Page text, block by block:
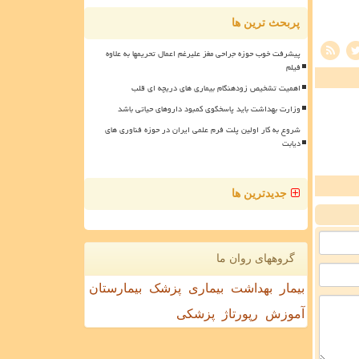
پربحث ترین ها
پیشرفت خوب حوزه جراحی مغز علیرغم اعمال تحریمها به علاوه
فیلم
اهمیت تشخیص زودهنگام بیماری های دریچه ای قلب
وزارت بهداشت باید پاسخگوی کمبود داروهای حیاتی باشد
شروع به کار اولین پلت فرم علمی ایران در حوزه فناوری های
دیابت
جدیدترین ها
گروههای روان ما
بیمار بهداشت بیماری پزشک
بیمارستان
آموزش
رپورتاژ پزشکی